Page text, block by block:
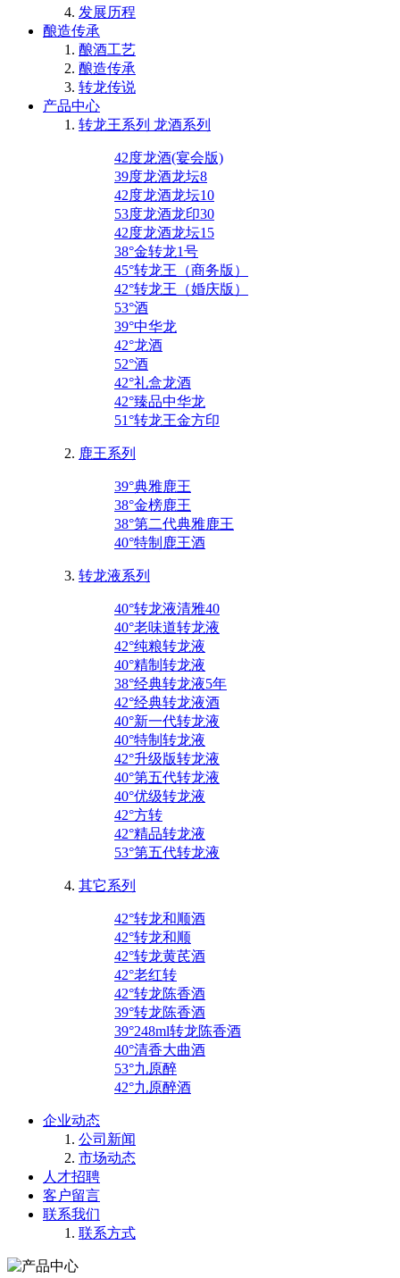
发展历程
酿造传承
酿酒工艺
酿造传承
转龙传说
产品中心
转龙王系列 龙酒系列
42度龙酒(宴会版)
39度龙酒龙坛8
42度龙酒龙坛10
53度龙酒龙印30
42度龙酒龙坛15
38°金转龙1号
45°转龙王（商务版）
42°转龙王（婚庆版）
53°酒
39°中华龙
42°龙酒
52°酒
42°礼盒龙酒
42°臻品中华龙
51°转龙王金方印
鹿王系列
39°典雅鹿王
38°金榜鹿王
38°第二代典雅鹿王
40°特制鹿王酒
转龙液系列
40°转龙液清雅40
40°老味道转龙液
42°纯粮转龙液
40°精制转龙液
38°经典转龙液5年
42°经典转龙液酒
40°新一代转龙液
40°特制转龙液
42°升级版转龙液
40°第五代转龙液
40°优级转龙液
42°方转
42°精品转龙液
53°第五代转龙液
其它系列
42°转龙和顺酒
42°转龙和顺
42°转龙黄芪酒
42°老红转
42°转龙陈香酒
39°转龙陈香酒
39°248ml转龙陈香酒
40°清香大曲酒
53°九原醉
42°九原醉酒
企业动态
公司新闻
市场动态
人才招聘
客户留言
联系我们
联系方式